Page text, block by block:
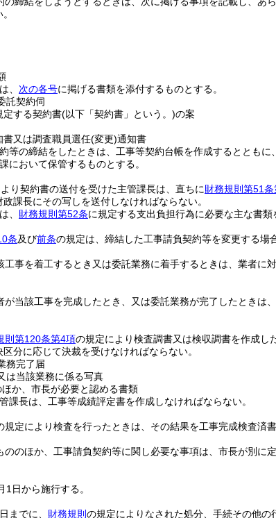
、 次の各号に掲げる書類を添付するものとする。
託契約伺
定する契約書(以下「契約書」という。)の案
書又は調査職員選任(変更)通知書
等の締結をしたときは、工事等契約台帳を作成するとともに
において保管するものとする。
り契約書の送付を受けた主管課長は、直ちに財務規則第51
課長にその写しを送付しなければならない。
、 財務規則第52条に規定する支出負担行為に必要な主な書類
条及び前条の規定は、締結した工事請負契約等を変更する場
工事を着工するとき又は委託業務に着手するときは、業者に
が当該工事を完成したとき、又は委託業務が完了したときは
則第120条第4項の規定により検査調書又は検収調書を作成
分に応じて決裁を受けなければならない。
務完了届
は当該業務に係る写真
か、市長が必要と認める書類
課長は、工事等成績評定書を作成しなければならない。
規定により検査を行ったときは、その結果を工事完成検査済
ののほか、工事請負契約等に関し必要な事項は、市長が別に定
日から施行する。
までに、 財務規則 の規定によりなされた処分、手続その他の